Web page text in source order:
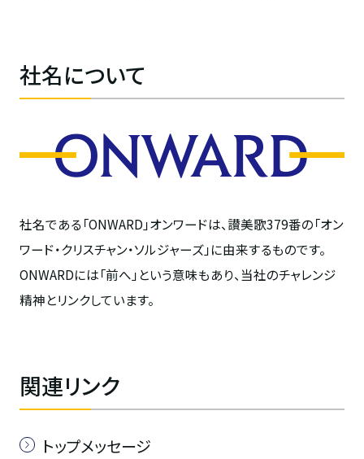
社名について
社名である「ONWARD」オンワードは、讃美歌379番の「オン
ワード・クリスチャン・ソルジャーズ」に由来するものです。
ONWARDには「前へ」という意味もあり、当社のチャレンジ
精神とリンクしています。
関連リンク
トップメッセージ